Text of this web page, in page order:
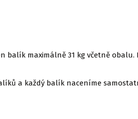
balík maximálně 31 kg včetně
a každý balík naceníme